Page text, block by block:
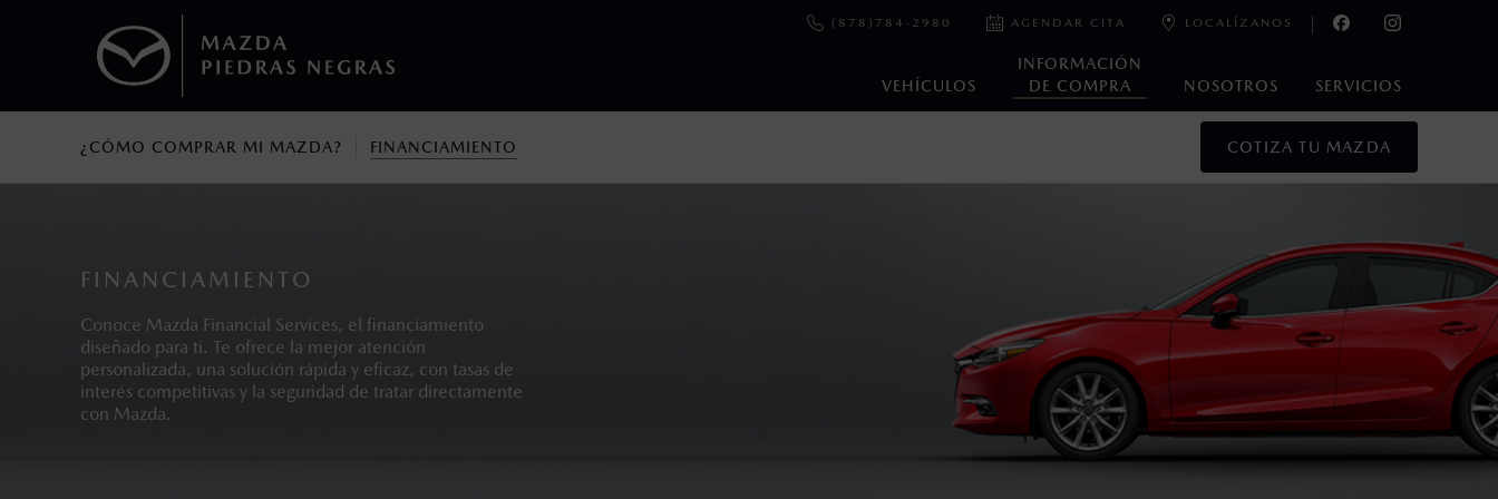
VEHÍCULOS
INFORMACIÓN
DE COMPRA
NOSOTROS SERVICIOS
(878)784-2980 AGENDAR CITA LOCALÍZANOS
¿CÓMO COMPRAR MI MAZDA? FINANCIAMIENTO COTIZA TU MAZDA
FINANCIAMIENTO
Conoce Mazda Financial Services, el financiamiento
diseñado para ti. Te ofrece la mejor atención
personalizada, una solución rápida y eficaz, con tasas de
interés competitivas y la seguridad de tratar directamente
con Mazda.
1
Los precios y especificaciones indicados en esta página son al menudeo, sugeridos por el fabricante, en moneda de los Estados Unidos Mexicanos, incluyen: I.V.A., e